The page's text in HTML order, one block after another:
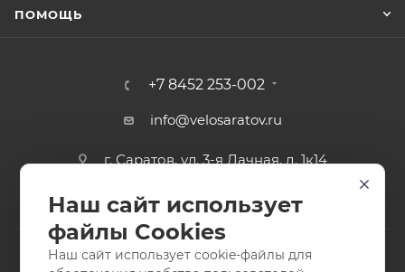
ПОМОЩЬ
+7 8452 253-002
info@velosaratov.ru
г. Саратов, ул. 3-я Дачная, д. 1к14
Наш сайт использует
файлы Cookies
Наш сайт использует cookie-файлы для